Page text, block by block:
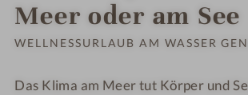
Meer oder am See
WELLNESSURLAUB AM WASSER
Das Klima am Meer tut Körper und